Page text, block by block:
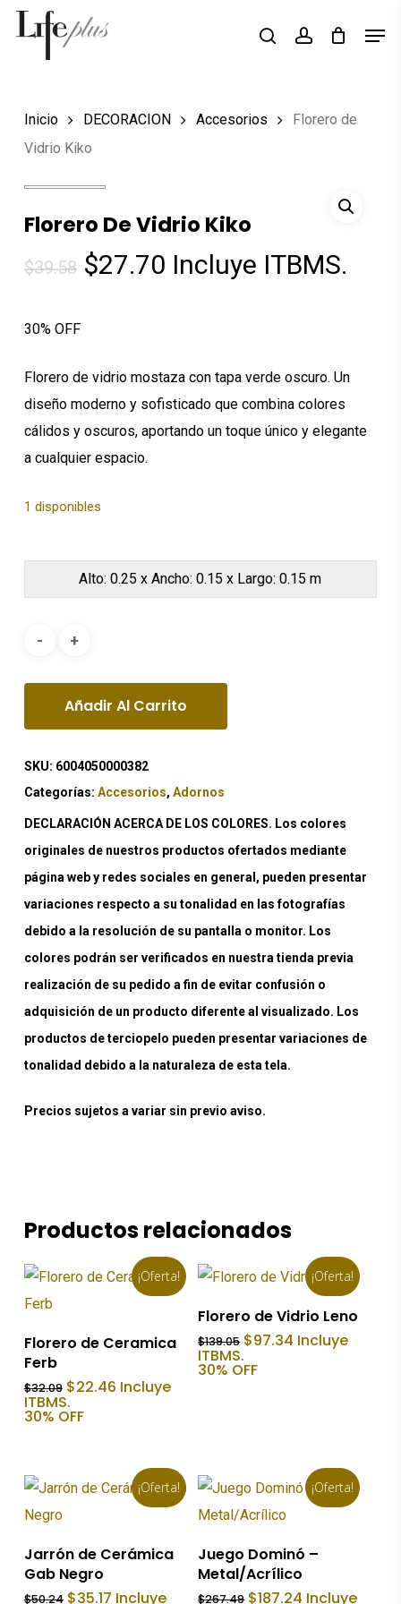
Skip
Búsqueda
productos
searchaccount
Inicio DECORACION Accesorios
Florero de
Vidrio Kiko
Florero De Vidrio Kiko
$39.58 El
$39.58.
$27.70El
$27.70.
Incluye ITBMS.
30% OFF
Florero de vidrio mostaza con tapa verde oscuro. Un
diseño moderno y sofisticado que combina colores
cálidos y oscuros, aportando un toque único y elegante
a cualquier espacio.
1 disponibles
Alto: 0.25 x Ancho: 0.15 x Largo: 0.15 m
Añadir Al Carrito
SKU: 6004050000382
Categorías: Accesorios, Adornos
DECLARACIÓN ACERCA DE LOS COLORES. Los colores
originales de nuestros productos ofertados mediante
página web y redes sociales en general, pueden presentar
variaciones respecto a su tonalidad en las fotografías
debido a la resolución de su pantalla o monitor. Los
colores podrán ser verificados en nuestra tienda previa
realización de su pedido a fin de evitar confusión o
adquisición de un producto diferente al visualizado. Los
productos de terciopelo pueden presentar variaciones de
tonalidad debido a la naturaleza de esta tela.
Precios sujetos a variar sin previo aviso.
Productos relacionados
¡Oferta!
Añadir Al Carrito
Florero de Ceramica
Ferb
$32.09 El
precio
original
$22.46El
precio
Incluye
ITBMS.
30% OFF
¡Oferta!
Añadir Al Carrito
Florero de Vidrio Leno
$139.05 El
precio
original
$97.34 El
precio
Incluye
ITBMS.
30% OFF
¡Oferta!
Añadir Al Carrito
Jarrón de Cerámica
Gab Negro
$50.24 El
$35.17ElIncluye
¡Oferta!
Añadir Al Carrito
Juego Dominó –
Metal/Acrílico
$267.49 El
$187.24 El
Incluye